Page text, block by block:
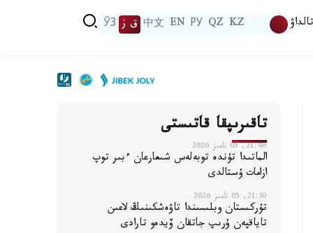
تالداۋ KZ
QZ
РУ
EN
中文 ق ز ЎЗ
تاقىرىپقا قاتىستى
21:46, 05 تامىز 2026
الماتىدا تۇندە توبەلەس شىعارعان ءبىر توپ
ازامات ۇستالدى
21:30, 05 تامىز 2026
تۇركىستان وبلىسىندا تاۋەشكىنىڭ لاعىن
تاياقپەن ۇرىپ جاتقان ۆيدەو تارادى